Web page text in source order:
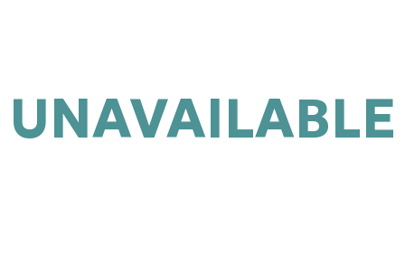
UNAVAILABLE